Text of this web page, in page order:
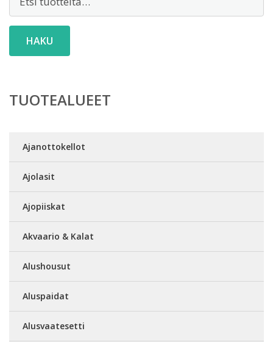
HAKU
TUOTEALUEET
Ajanottokellot
Ajolasit
Ajopiiskat
Akvaario & Kalat
Alushousut
Aluspaidat
Alusvaatesetti